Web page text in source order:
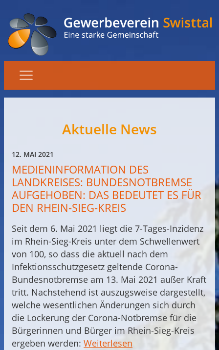
Aktuelle News
12. MAI 2021
MEDIENINFORMATION DES
LANDKREISES: BUNDESNOTBREMSE
AUFGEHOBEN: DAS BEDEUTET ES FÜR
DEN RHEIN-SIEG-KREIS
Seit dem 6. Mai 2021 liegt die 7-Tages-Inzidenz
im Rhein-Sieg-Kreis unter dem Schwellenwert
von 100, so dass die aktuell nach dem
Infektionsschutzgesetz geltende Corona-
Bundesnotbremse am 13. Mai 2021 außer Kraft
tritt. Nachstehend ist auszugsweise dargestellt,
welche wesentlichen Änderungen sich durch
die Lockerung der Corona-Notbremse für die
Bürgerinnen und Bürger im Rhein-Sieg-Kreis
ergeben werden: Weiterlesen